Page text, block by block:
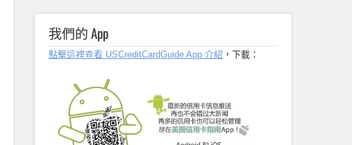
我們的 App
點擊這裡查看 USCreditCardGuide App 介紹 ，下載：